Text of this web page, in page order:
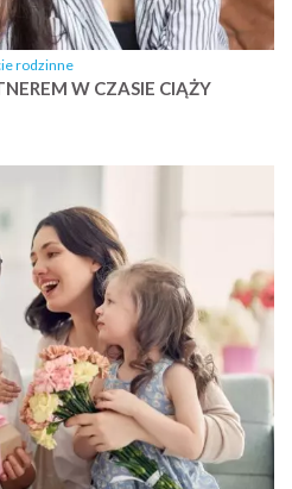
rodzinne
W CZASIE CIĄŻY